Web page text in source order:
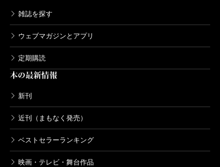
雑誌を探す
ウェブマガジンとアプリ
定期購読
本の最新情報
新刊
近刊（まもなく発売）
ベストセラーランキング
映画・テレビ・舞台作品